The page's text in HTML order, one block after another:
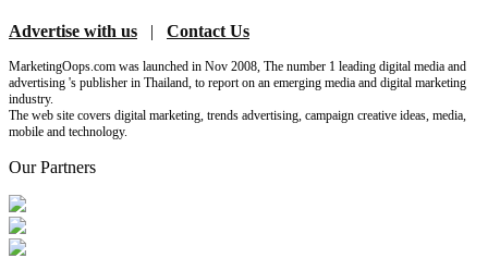
Advertise with us | Contact Us
MarketingOops.com was launched in Nov 2008, The number 1 leading digital media and
advertising 's publisher in Thailand, to report on an emerging media and digital marketing
industry.
The web site covers digital marketing, trends advertising, campaign creative ideas, media,
mobile and technology.
Our Partners